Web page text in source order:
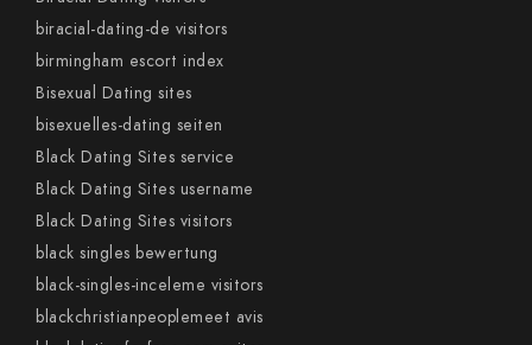
biracial-dating-de visitors
birmingham escort index
Bisexual Dating sites
bisexuelles-dating seiten
Black Dating Sites service
Black Dating Sites username
Black Dating Sites visitors
black singles bewertung
black-singles-inceleme visitors
blackchristianpeoplemeet avis